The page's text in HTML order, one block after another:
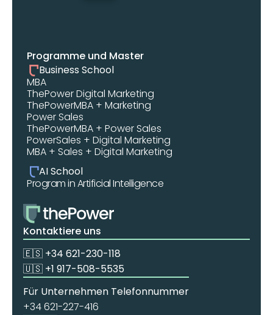
Programme und Master
Business School
MBA
ThePower Digital Marketing
ThePowerMBA + Marketing
Power Sales
ThePowerMBA + Power Sales
PowerSales + Digital Marketing
MBA + Sales + Digital Marketing
AI School
Program in Artificial Intelligence
Kontaktiere uns
🇪🇸 +34 621-230-118
🇺🇸 +1 917-508-5535
Für Unternehmen Telefonnummer
+34 621-227-416